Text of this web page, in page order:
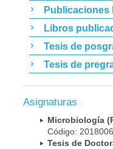
Publicaciones
Libros
Tesis de
Tesis de
Asignaturas
Microbiología
Código:
Tesis de